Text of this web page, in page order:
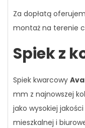
Za dopłatą
montaż na terenie
Spiek z
Spiek kwarcowy
mm z najnowszej
jako wysokiej
mieszkalnej i